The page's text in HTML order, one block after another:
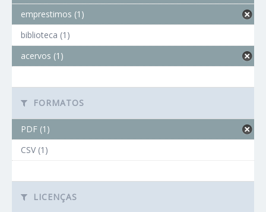
emprestimos (1)
biblioteca (1)
acervos (1)
FORMATOS
PDF (1)
CSV (1)
LICENÇAS